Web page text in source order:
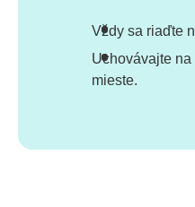
Vždy sa riaďte
Uchovávajte
mieste.